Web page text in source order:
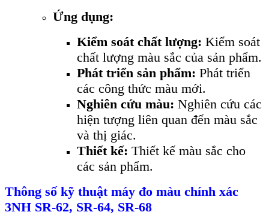
Ứng dụng:
Kiểm soát chất lượng: Kiểm soát
chất lượng màu sắc của sản phẩm.
Phát triển sản phẩm: Phát triển
các công thức màu mới.
Nghiên cứu màu: Nghiên cứu các
hiện tượng liên quan đến màu sắc
và thị giác.
Thiết kế: Thiết kế màu sắc cho
các sản phẩm.
Thông số kỹ thuật máy đo màu chính xác
3NH SR-62, SR-64, SR-68